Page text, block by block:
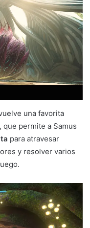
una favorita
, que permite a Samus
para atravesar
y resolver varios